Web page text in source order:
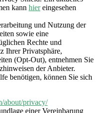
kann hiereingesehen
und Nutzung der
sowie eine
Rechte und
Ihrer Privatsphäre,
(Opt-Out), entnehmen Sie
der Anbieter.
benötigen, können Sie sich
about/privacy/
einer Vereinbarung